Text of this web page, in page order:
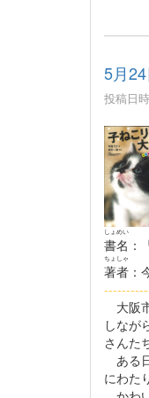
5月
投稿日
書名
しょめい
：
著者
ちょしゃ
：
大阪
しなが
さんた
ある
にわた